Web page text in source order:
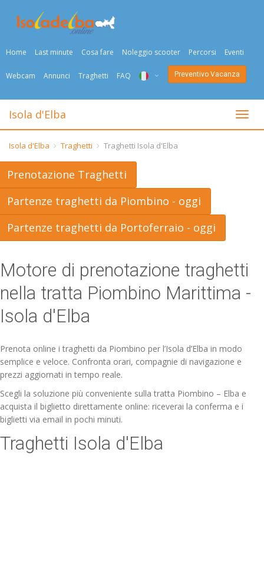
Home Last minute Cosa fare Noleggio scooter Percorsi Eventi
Webcam Annunci Traghetti FAQ
ENG
FRA
PYC
ESP
SLO
Preventivo Vacanza
Togli
Isola d'Elba
Isola d'Elba Traghetti Traghetti Isola d'Elba
Prenotazione Traghetti
Partenze traghetti da Piombino - oggi
Partenze traghetti da Portoferraio - oggi
Motore di prenotazione traghetti
nella tratta Piombino Marittima -
Isola d'Elba
Prenota online i traghetti da Piombino per l’Isola d’Elba in modo
semplice e veloce. Confronta orari, compagnie di navigazione e
prezzi aggiornati in tempo reale.
Scegli la soluzione più conveniente sulla tratta Piombino – Elba e
acquista il biglietto direttamente online: riceverai la conferma e i
biglietti via email in pochi minuti.
Traghetti Isola d'Elba